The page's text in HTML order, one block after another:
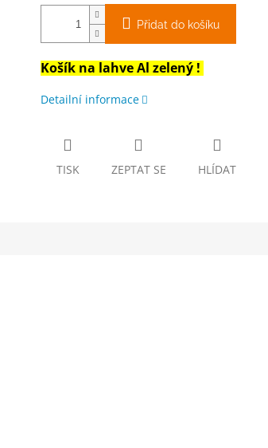
Přidat do košíku
Košík na lahve Al zelený !
Detailní informace
TISK ZEPTAT SE HLÍDAT